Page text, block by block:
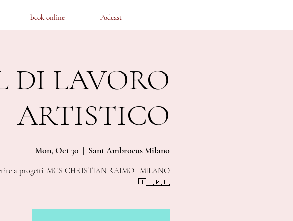
book online Podcast
book online Podcast
DI LAVORO
ARTISTICO
Mon, Oct 30
  |
Sant Ambroeus Milano
a progetti. MCS CHRISTIAN RAIMO | MILANO
🇮🇹🇲🇨